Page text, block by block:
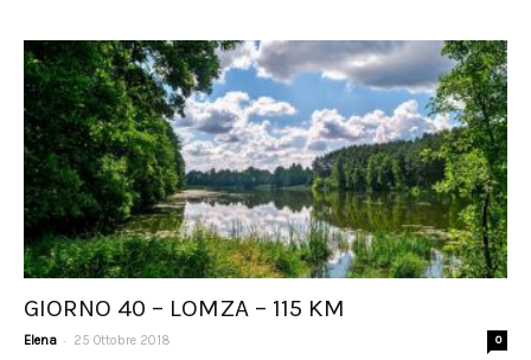
GIORNO 40 – LOMZA – 115 KM
Elena - 25 Ottobre 2018 0